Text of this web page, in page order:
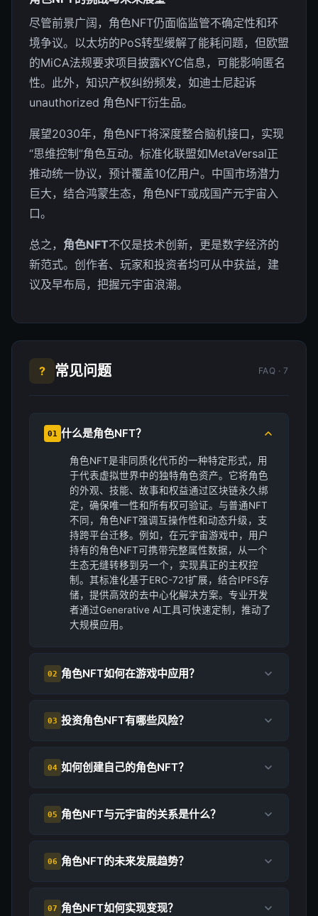
尽管前景广阔，角色NFT仍面临监管不确定性和环
境争议。以太坊的PoS转型缓解了能耗问题，但欧盟
的MiCA法规要求项目披露KYC信息，可能影响匿名
性。此外，知识产权纠纷频发，如迪士尼起诉
unauthorized 角色NFT衍生品。
展望2030年，角色NFT将深度整合脑机接口，实现
“思维控制”角色互动。标准化联盟如MetaVersal正
推动统一协议，预计覆盖10亿用户。中国市场潜力
巨大，结合鸿蒙生态，角色NFT或成国产元宇宙入
口。
总之， 角色NFT不仅是技术创新，更是数字经济的
新范式。创作者、玩家和投资者均可从中获益，建
议及早布局，把握元宇宙浪潮。
? 常见问题 FAQ · 7
01 什么是角色NFT？
角色NFT是非同质化代币的一种特定形式，用
于代表虚拟世界中的独特角色资产。它将角色
的外观、技能、故事和权益通过区块链永久绑
定，确保唯一性和所有权可验证。与普通NFT
不同，角色NFT强调互操作性和动态升级，支
持跨平台迁移。例如，在元宇宙游戏中，用户
持有的角色NFT可携带完整属性数据，从一个
生态无缝转移到另一个，实现真正的主权控
制。其标准化基于ERC-721扩展，结合IPFS存
储，提供高效的去中心化解决方案。专业开发
者通过Generative AI工具可快速定制，推动了
大规模应用。
02 角色NFT如何在游戏中应用？
03 投资角色NFT有哪些风险？
04 如何创建自己的角色NFT？
05 角色NFT与元宇宙的关系是什么？
06 角色NFT的未来发展趋势？
07 角色NFT如何实现变现？